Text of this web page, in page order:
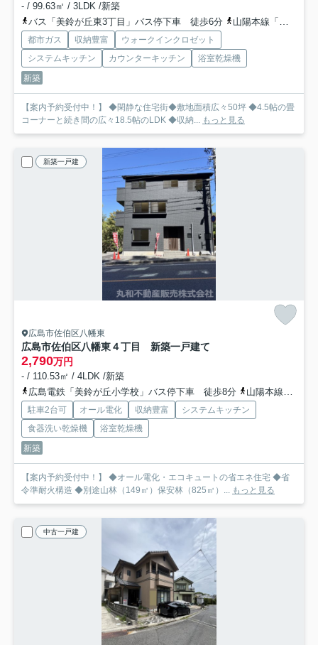
- / 99.63㎡ / 3LDK /新築
バス「美鈴が丘東3丁目」バス停下車 徒歩6分
山陽本線「新井口」駅 徒歩44分
都市ガス 収納豊富
ウォークインクロゼット
システムキッチン
カウンターキッチン
浴室乾燥機
新築
【案内予約受付中！】 ◆閑静な住宅街◆敷地面積広々50坪 ◆4.5帖の畳
コーナーと続き間の広々18.5帖のLDK ◆収納... もっと見る
新築一戸建
広島市佐伯区八幡東
広島市佐伯区八幡東４丁目 新築一戸建て
2,790万円
- / 110.53㎡ / 4LDK /新築
広島電鉄「美鈴が丘小学校」バス停下車 徒歩8分
山陽本線「新井口」駅 徒歩55分
駐車2台可 オール電化 収納豊富
システムキッチン
食器洗い乾燥機
浴室乾燥機
新築
【案内予約受付中！】 ◆オール電化・エコキュートの省エネ住宅 ◆省
令準耐火構造 ◆別途山林（149㎡）保安林（825㎡）... もっと見る
中古一戸建